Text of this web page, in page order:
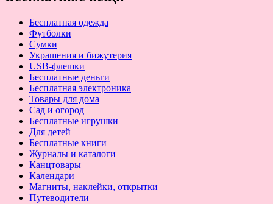
Бесплатная одежда
Футболки
Сумки
Украшения и бижутерия
USB-флешки
Бесплатные деньги
Бесплатная электроника
Товары для дома
Сад и огород
Бесплатные игрушки
Для детей
Бесплатные книги
Журналы и каталоги
Канцтовары
Календари
Магниты, наклейки, открытки
Путеводители